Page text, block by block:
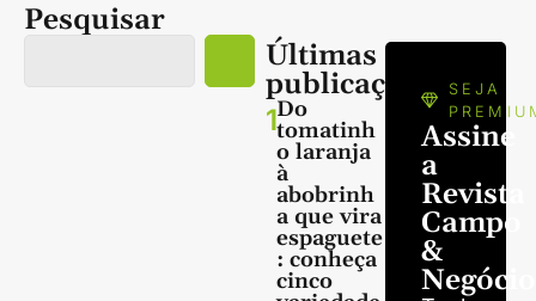
Pesquisar
Últimas
publicações
1Do
tomatinh
o laranja
à
abobrinh
a que vira
espaguete
: conheça
cinco
SEJA
Assine
a
Revista
Campo
&